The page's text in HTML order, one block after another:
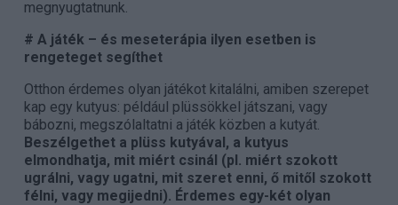
megnyugtatnunk.
# A játék – és meseterápia ilyen esetben is
rengeteget segíthet
Otthon érdemes olyan játékot kitalálni, amiben szerepet
kap egy kutyus: például plüssökkel játszani, vagy
bábozni, megszólaltatni a játék közben a kutyát.
Beszélgethet a plüss kutyával, a kutyus
elmondhatja, mit miért csinál (pl. miért szokott
ugrálni, vagy ugatni, mit szeret enni, ő mitől szokott
félni, vagy megijedni). Érdemes egy-két olyan